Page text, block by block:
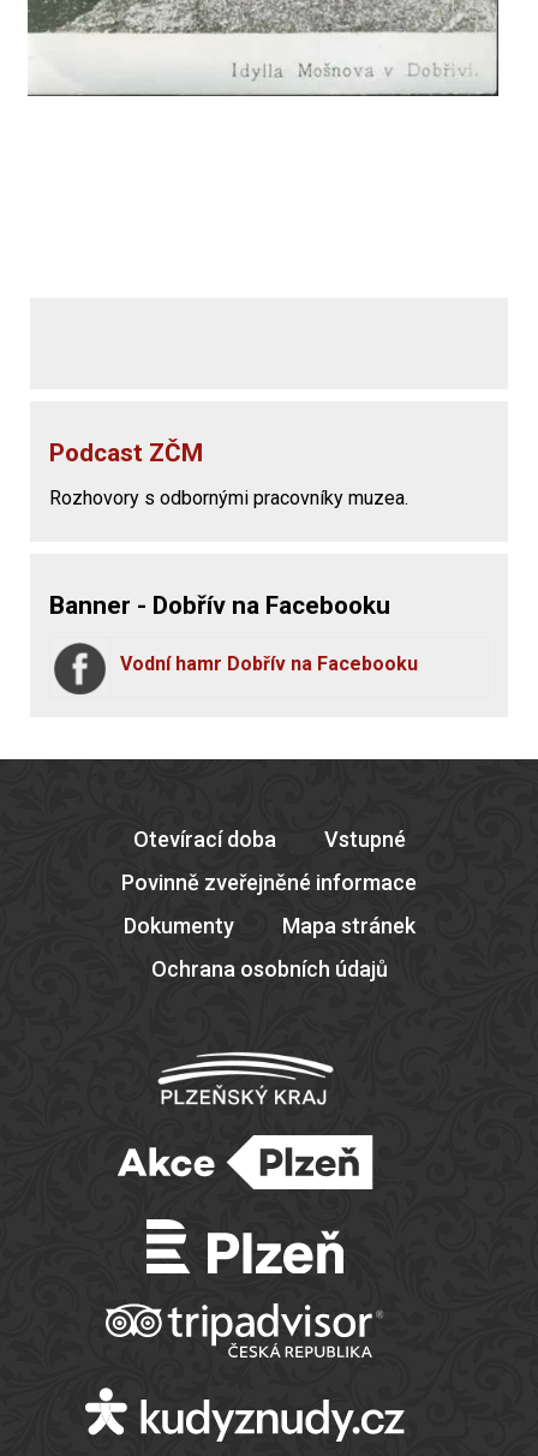
Podcast ZČM
Rozhovory s odbornými pracovníky muzea.
Banner - Dobřív na Facebooku
Vodní hamr Dobřív na Facebooku
Otevírací doba
Vstupné
Povinně zveřejněné informace
Dokumenty
Mapa stránek
Ochrana osobních údajů